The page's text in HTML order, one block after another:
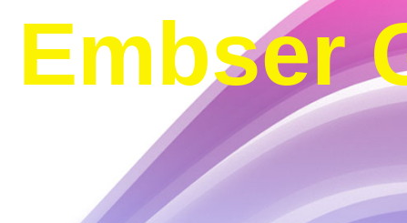
Embser